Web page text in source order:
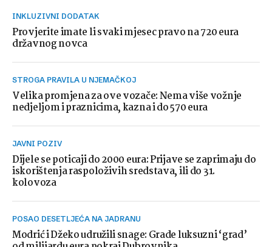
INKLUZIVNI DODATAK
Provjerite imate li svaki mjesec pravo na 720 eura
državnog novca
STROGA PRAVILA U NJEMAČKOJ
Velika promjena za ove vozače: Nema više vožnje
nedjeljom i praznicima, kazna i do 570 eura
JAVNI POZIV
Dijele se poticaji do 2000 eura: Prijave se zaprimaju do
iskorištenja raspoloživih sredstava, ili do 31.
kolovoza
POSAO DESETLJEĆA NA JADRANU
Modrić i Džeko udružili snage: Grade luksuzni ‘grad’